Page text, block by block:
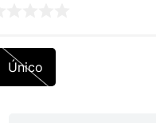
Único
VANS ULTRARANGE